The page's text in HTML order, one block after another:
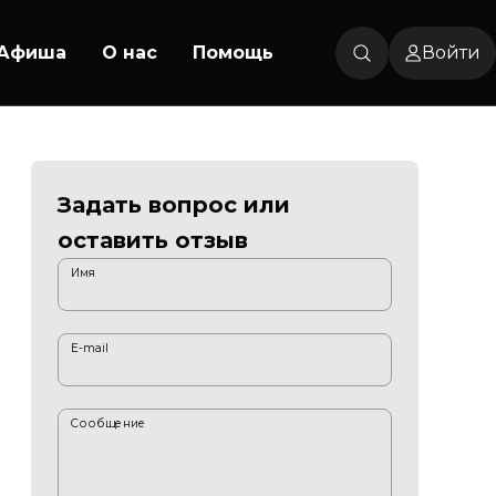
О нас Помощь Войти
Задать вопрос или
оставить отзыв
Имя
E-mail
Сообщение